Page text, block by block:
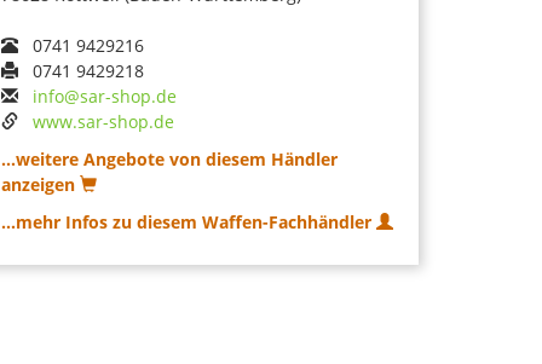
0741 9429216
0741 9429218
info@sar-shop.de
www.sar-shop.de
...weitere Angebote von diesem Händler
anzeigen
...mehr Infos zu diesem Waffen-Fachhändler